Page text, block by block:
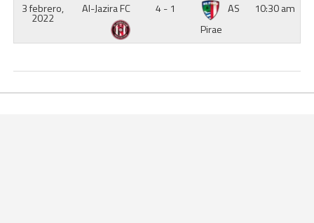
3 febrero,
2022
Al-Jazira FC 4 - 1
AS
Pirae
10:30 am